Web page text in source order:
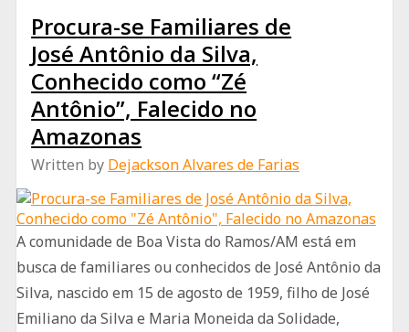
Procura-se Familiares de
José Antônio da Silva,
Conhecido como “Zé
Antônio”, Falecido no
Amazonas
Written by Dejackson Alvares de Farias
A comunidade de Boa Vista do Ramos/AM está em
busca de familiares ou conhecidos de José Antônio da
Silva, nascido em 15 de agosto de 1959, filho de José
Emiliano da Silva e Maria Moneida da Solidade,